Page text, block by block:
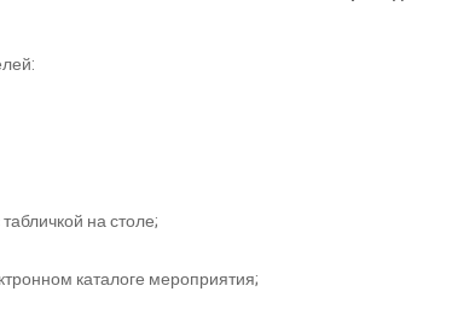
на столе;
каталоге мероприятия;